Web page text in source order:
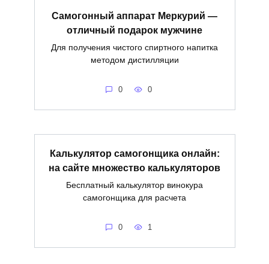
Самогонный аппарат Меркурий —
отличный подарок мужчине
Для получения чистого спиртного напитка
методом дистилляции
0 0
Калькулятор самогонщика онлайн:
на сайте множество калькуляторов
Бесплатный калькулятор винокура
самогонщика для расчета
0 1